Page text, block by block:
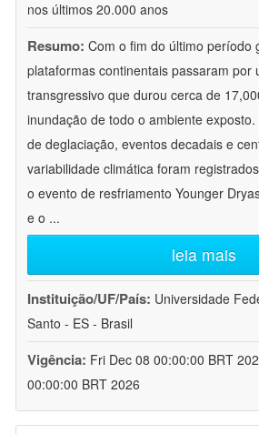
nos últimos 20.000 anos
Resumo: Com o fim do último período
plataformas continentais passaram por
transgressivo que durou cerca de
inundação de todo o ambiente
de deglaciação, eventos decadais e
variabilidade climática foram
o evento de resfriamento Younger
e o ...
leia mais
Instituição/UF/País: Universidade
Santo - ES - Brasil
Vigência: Fri Dec 08 00:00:00 BRT
00:00:00 BRT 2026